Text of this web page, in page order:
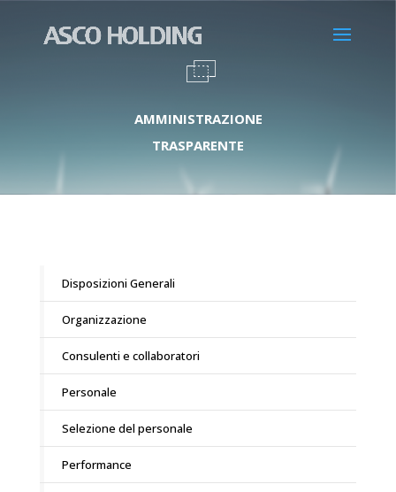
AMMINISTRAZIONE
TRASPARENTE
Disposizioni Generali
Organizzazione
Consulenti e collaboratori
Personale
Selezione del personale
Performance